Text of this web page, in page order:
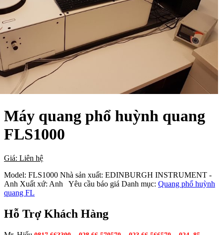
Máy quang phổ huỳnh quang
FLS1000
Giá: Liên hệ
Model: FLS1000 Nhà sản xuất: EDINBURGH INSTRUMENT -
Anh Xuất xứ: Anh Yêu cầu báo giá Danh mục: Quang phổ huỳnh
quang FL
Hỗ Trợ Khách Hàng